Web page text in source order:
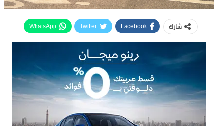
شارك Facebook
Twitter
WhatsApp